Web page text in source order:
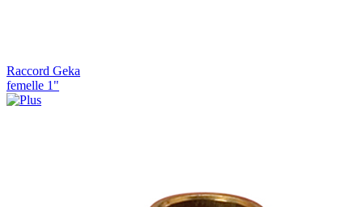
Raccord Geka
femelle 1"